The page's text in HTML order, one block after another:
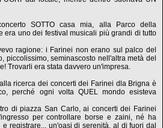
SOTTO casa mia, alla Parco della
era uno dei festival musicali più grandi di tutto
ragione: i Farinei non erano sul palco del
piccolissimo, seminascosto nell'altra metà del
Trovarli era stata davvero un'impresa.
ricerca dei concerti dei Farinei dla Brigna è
perché ogni volta QUEL mondo esisteva
di piazza San Carlo, ai concerti dei Farinei
per controllare borse e zaini, né ha
registrare... un'oasi di serenità, al di fuori dal